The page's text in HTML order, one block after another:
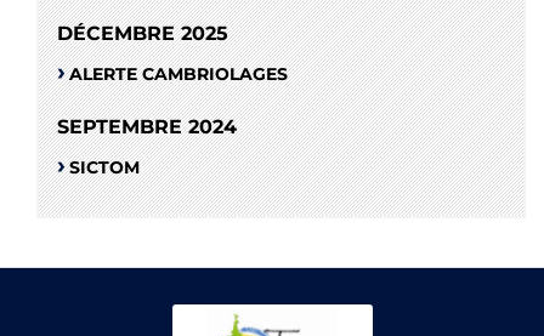
DÉCEMBRE 2025
ALERTE CAMBRIOLAGES
SEPTEMBRE 2024
SICTOM